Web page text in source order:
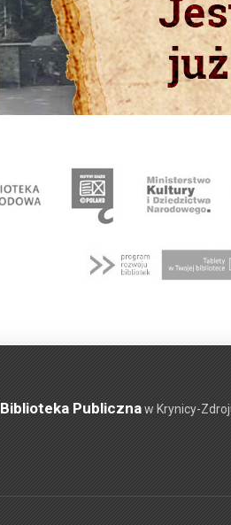
Biblioteka Publicznaw Krynicy-